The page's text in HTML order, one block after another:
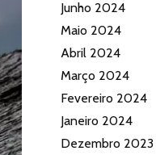
Junho 2024
Maio 2024
Abril 2024
Março 2024
Fevereiro 2024
Janeiro 2024
Dezembro 2023